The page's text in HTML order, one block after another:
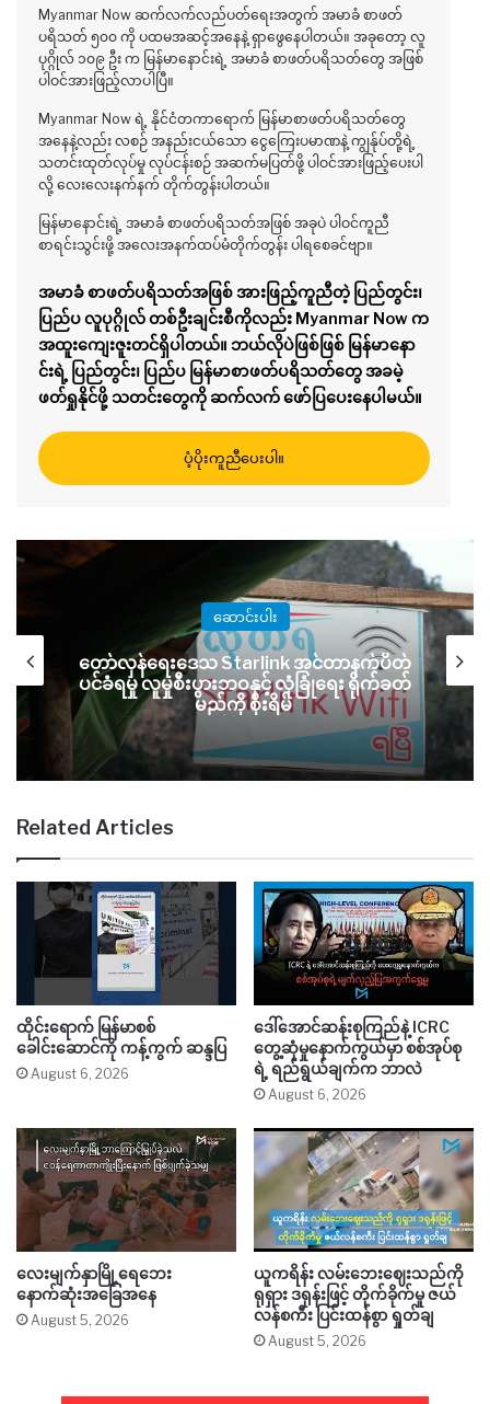
Myanmar Now ဆက်လက်လည်ပတ်ရေးအတွက် အမာခံ စာဖတ်
ပရိသတ် ၅၀၀ ကို ပထမအဆင့်အနေနဲ့ ရှာဖွေနေပါတယ်။ အခုတော့ လူ
ပုဂ္ဂိုလ် ၁၀၉ ဦး က မြန်မာနောင်းရဲ့ အမာခံ စာဖတ်ပရိသတ်တွေ အဖြစ်
ပါဝင်အားဖြည့်လာပါပြီ။
Myanmar Now ရဲ့ နိုင်ငံတကာရောက် မြန်မာစာဖတ်ပရိသတ်တွေ
အနေနဲ့လည်း လစဉ် အနည်းငယ်သော ငွေကြေးပမာဏနဲ့ ကျွန်ုပ်တို့ရဲ့
သတင်းထုတ်လုပ်မှု လုပ်ငန်းစဉ် အဆက်မပြတ်ဖို့ ပါဝင်အားဖြည့်ပေးပါ
လို့ လေးလေးနက်နက် တိုက်တွန်းပါတယ်။
မြန်မာနောင်းရဲ့ အမာခံ စာဖတ်ပရိသတ်အဖြစ် အခုပဲ ပါဝင်ကူညီ
စာရင်းသွင်းဖို့ အလေးအနက်ထပ်မံတိုက်တွန်း ပါရစေခင်ဗျာ။
အမာခံ စာဖတ်ပရိသတ်အဖြစ် အားဖြည့်ကူညီတဲ့ ပြည်တွင်း၊
ပြည်ပ လူပုဂ္ဂိုလ် တစ်ဦးချင်းစီကိုလည်း Myanmar Now က
အထူးကျေးဇူးတင်ရှိပါတယ်။ ဘယ်လိုပဲဖြစ်ဖြစ် မြန်မာနော
င်းရဲ့ ပြည်တွင်း၊ ပြည်ပ မြန်မာစာဖတ်ပရိသတ်တွေ အခမဲ့
ဖတ်ရှုနိုင်ဖို့ သတင်းတွေကို ဆက်လက် ဖော်ပြပေးနေပါမယ်။
ပံ့ပိုးကူညီပေးပါ။
ဆောင်းပါး
တော်လှန်ရေးဒေသ Starlink အင်တာနက်ပိတ်
ပင်ခံရမှု လူမှုစီးပွားဘဝနှင့် လုံခြုံရေး ရိုက်ခတ်
မည်ကို စိုးရိမ်
Related Articles
ထိုင်းရောက် မြန်မာစစ်
ခေါင်းဆောင်ကို ကန့်ကွက် ဆန္ဒပြ
August 6, 2026
ဒေါ်အောင်ဆန်းစုကြည်နဲ့ ICRC
တွေ့ဆုံမှုနောက်ကွယ်မှာ စစ်အုပ်စု
ရဲ့ ရည်ရွယ်ချက်က ဘာလဲ
August 6, 2026
လေးမျက်နှာမြို့ရေဘေး
နောက်ဆုံးအခြေအနေ
August 5, 2026
ယူကရိန်း လမ်းဘေးဈေးသည်ကို
ရုရှား ဒရုန်းဖြင့် တိုက်ခိုက်မှု ဇယ်
လန်စကီး ပြင်းထန်စွာ ရှုတ်ချ
August 5, 2026